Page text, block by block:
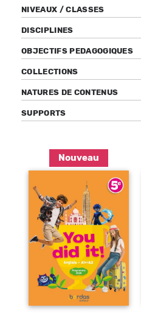
Téléchargez des
Recevez des informations
Nouveau
Ajouter au
NIVEAUX / CLASSES
DISCIPLINES
OBJECTIFS PEDAGOGIQUES
COLLECTIONS
NATURES DE CONTENUS
SUPPORTS